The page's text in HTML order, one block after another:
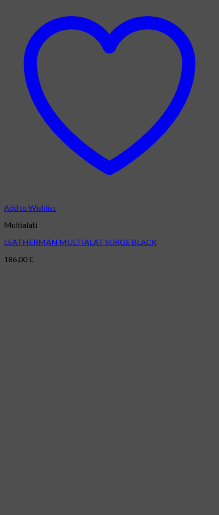
Add to Wishlist
Multialati
LEATHERMAN MULTIALAT SURGE BLACK
186,00€